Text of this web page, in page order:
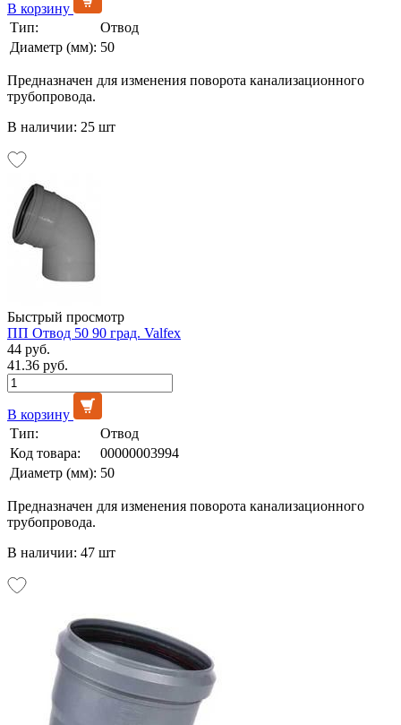
В корзину
Тип:
Отвод
Диаметр (мм): 50
Предназначен для изменения поворота канализационного
трубопровода.
В наличии: 25 шт
Быстрый просмотр
ПП Отвод 50 90 град. Valfex
44 руб.
41.36 руб.
В корзину
Тип:
Отвод
Код товара:
00000003994
Диаметр (мм): 50
Предназначен для изменения поворота канализационного
трубопровода.
В наличии: 47 шт